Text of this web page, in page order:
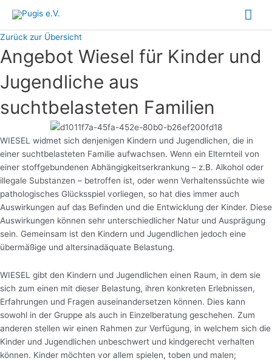
Inhalt
springen
Zurück zur Übersicht
Angebot Wiesel für Kinder und
Jugendliche aus
suchtbelasteten Familien
WIESEL widmet sich denjenigen Kindern und Jugendlichen, die in
einer suchtbelasteten Familie aufwachsen. Wenn ein Elternteil von
einer stoffgebundenen Abhängigkeitserkrankung – z.B. Alkohol oder
illegale Substanzen – betroffen ist, oder wenn Verhaltenssüchte wie
pathologisches Glücksspiel vorliegen, so hat dies immer auch
Auswirkungen auf das Befinden und die Entwicklung der Kinder. Diese
Auswirkungen können sehr unterschiedlicher Natur und Ausprägung
sein. Gemeinsam ist den Kindern und Jugendlichen jedoch eine
übermäßige und altersinadäquate Belastung.
WIESEL gibt den Kindern und Jugendlichen einen Raum, in dem sie
sich zum einen mit dieser Belastung, ihren konkreten Erlebnissen,
Erfahrungen und Fragen auseinandersetzen können. Dies kann
sowohl in der Gruppe als auch in Einzelberatung geschehen. Zum
anderen stellen wir einen Rahmen zur Verfügung, in welchem sich die
Kinder und Jugendlichen unbeschwert und kindgerecht verhalten
können. Kinder möchten vor allem spielen, toben und malen;